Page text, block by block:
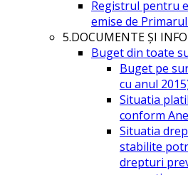
Registrul pentru
emise de
5.DOCUMENTE ŞI
Buget din toate
Buget pe
cu anul
Situatia
conform
Situatia
stabilite
drepturi